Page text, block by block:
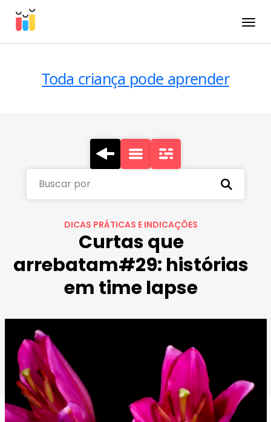
Toda criança pode aprender
Buscar por
DICAS PRÁTICAS E INDICAÇÕES
Curtas que
arrebatam#29: histórias
em time lapse